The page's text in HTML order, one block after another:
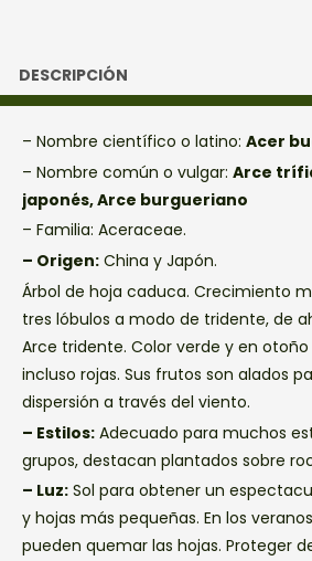
DESCRIPCIÓN
– Nombre científico o latino: Acer
– Nombre común o vulgar: Arce
japonés, Arce burgueriano
– Familia: Aceraceae.
– Origen: China y Japón.
Árbol de hoja caduca. Crecimiento
tres lóbulos a modo de tridente, de
Arce tridente. Color verde y en
incluso rojas. Sus frutos son alados
dispersión a través del viento.
– Estilos: Adecuado para muchos
grupos, destacan plantados sobre
– Luz: Sol para obtener un
y hojas más pequeñas. En los
pueden quemar las hojas. Proteger